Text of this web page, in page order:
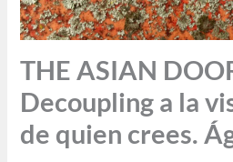
THE ASIAN
Decoupling a la
de quien crees.